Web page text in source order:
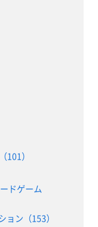
101）
ドゲーム
ョン（153）